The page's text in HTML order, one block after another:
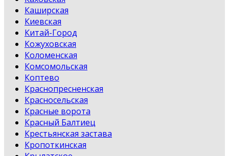
Каширская
Киевская
Китай-Город
Кожуховская
Коломенская
Комсомольская
Коптево
Краснопресненская
Красносельская
Красные ворота
Красный Балтиец
Крестьянская застава
Кропоткинская